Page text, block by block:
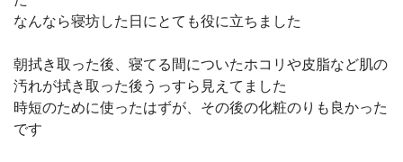
なんなら寝坊した日にとても役に立ちました
朝拭き取った後、寝てる間についたホコリや皮脂など肌の
汚れが拭き取った後うっすら見えてました
時短のために使ったはずが、その後の化粧のりも良かった
です